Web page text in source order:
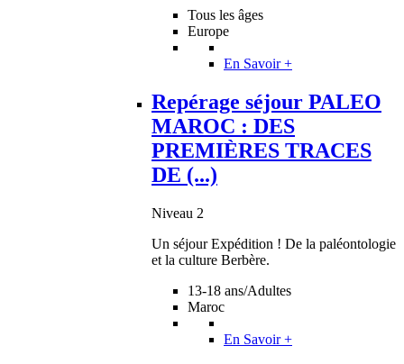
Tous les âges
Europe
En Savoir +
Repérage séjour PALEO
MAROC : DES
PREMIÈRES TRACES
DE (...)
Niveau 2
Un séjour Expédition ! De la paléontologie
et la culture Berbère.
13-18 ans/Adultes
Maroc
En Savoir +